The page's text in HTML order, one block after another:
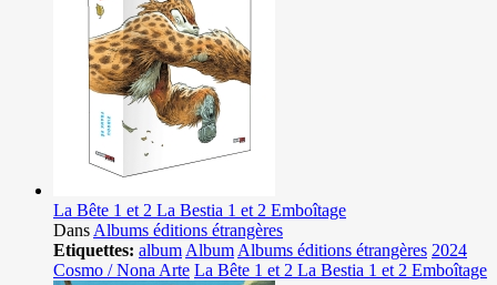
La Bête 1 et 2 La Bestia 1 et 2 Emboîtage
Dans Albums éditions étrangères
Etiquettes: album Album Albums éditions étrangères 2024
Cosmo / Nona Arte La Bête 1 et 2 La Bestia 1 et 2 Emboîtage